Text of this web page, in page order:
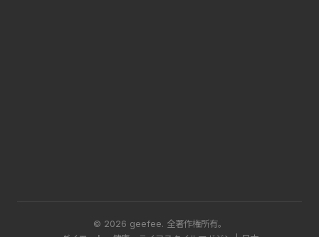
© 2026 geefee. 全著作権所有。